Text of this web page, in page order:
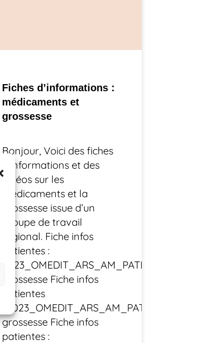
Fiches d’informations :
médicaments et
grossesse
Bonjour, Voici des fiches
d’informations et des
vidéos sur les
médicaments et la
grossesse issue d’un
groupe de travail
régional. Fiche infos
patientes :
grossesse Fiche infos
patientes
:
grossesse Fiche infos
patientes :